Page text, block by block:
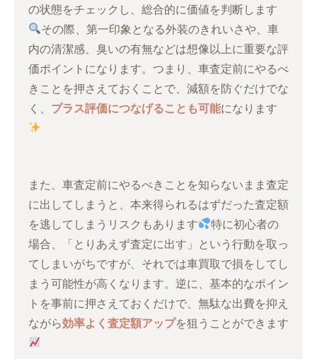
の状態をチェックし、総合的に価値を判断します
その際、第一印象となる外装のきれいさや、車
内の清潔感、臭いの有無などは想像以上に重要な評
価ポイントになります。つまり、車査定前にやるべ
きことを押さえておくことで、減額を防ぐだけでな
く、 プラス評価につなげることも可能になります
また、車査定前にやるべきことを知らないまま査定
に出してしまうと、本来得られるはずだった査定額
を逃してしまうリスクもあります
特に初心者の
場合、「とりあえず査定に出す」という行動を取っ
てしまいがちですが、それでは車買取で損をしてし
まう可能性が高くなります。逆に、基本的なポイン
トを事前に押さえておくだけで、無駄な出費を抑え
ながら効率よく査定額アップを狙うことができます